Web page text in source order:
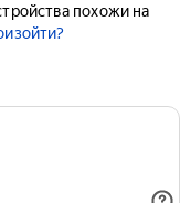
похожи на